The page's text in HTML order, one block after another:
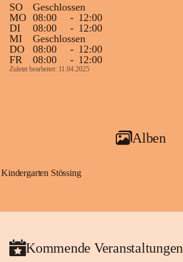
SO
Geschlossen
MO 08:00 - 12:00
DI
08:00 - 12:00
MI
Geschlossen
DO
08:00 - 12:00
FR
08:00 - 12:00
Zuletzt bearbeitet: 11.04.2025
Alben
Kindergarten Stössing
Kommende Veranstaltungen